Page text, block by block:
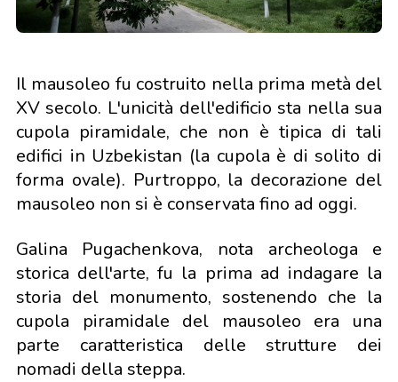
Il mausoleo fu costruito nella prima metà del
XV secolo. L'unicità dell'edificio sta nella sua
cupola piramidale, che non è tipica di tali
edifici in Uzbekistan (la cupola è di solito di
forma ovale). Purtroppo, la decorazione del
mausoleo non si è conservata fino ad oggi.
Galina Pugachenkova, nota archeologa e
storica dell'arte, fu la prima ad indagare la
storia del monumento, sostenendo che la
cupola piramidale del mausoleo era una
parte caratteristica delle strutture dei
nomadi della steppa.